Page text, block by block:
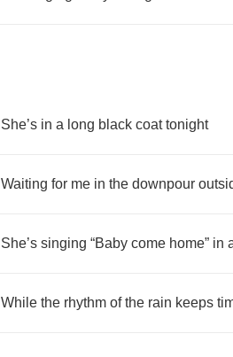
She’s in a long black coat tonight
Waiting for me in the downpour
She’s singing “Baby come home” in
While the rhythm of the rain keeps